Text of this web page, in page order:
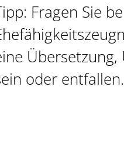
Fragen Sie
oder entfallen.